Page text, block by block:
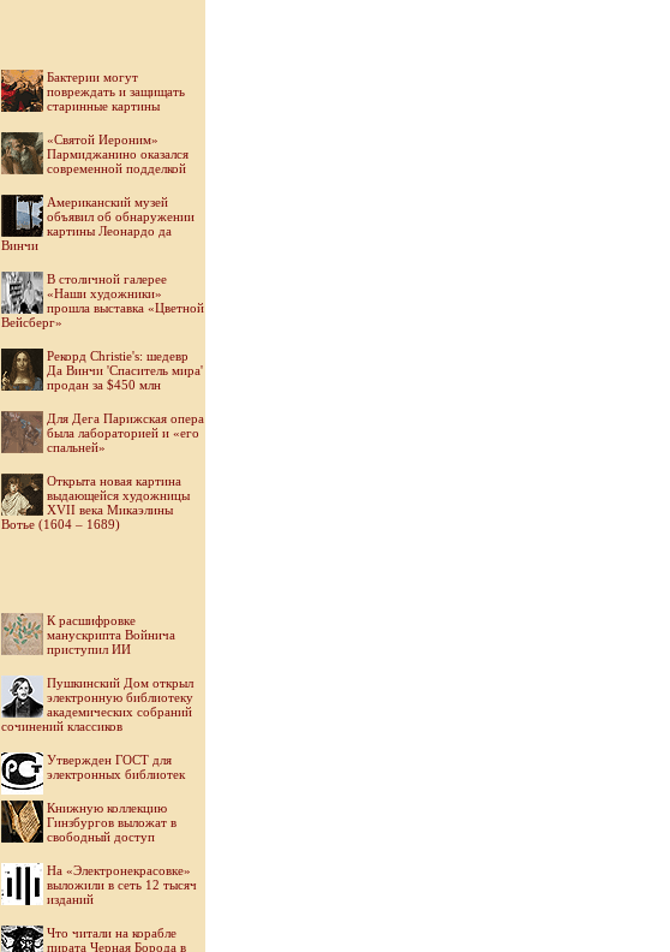
Бактерии могут
повреждать и защищать
старинные картины
«Святой Иероним»
Пармиджанино оказался
современной подделкой
Американский музей
объявил об обнаружении
картины Леонардо да
Винчи
В столичной галерее
«Наши художники»
прошла выставка «Цветной
Вейсберг»
Рекорд Christie's: шедевр
Да Винчи 'Спаситель мира'
продан за $450 млн
Для Дега Парижская опера
была лабораторией и «его
спальней»
Открыта новая картина
выдающейся художницы
XVII века Микаэлины
Вотье (1604 – 1689)
К расшифровке
манускрипта Войнича
приступил ИИ
Пушкинский Дом открыл
электронную библиотеку
академических собраний
сочинений классиков
Утвержден ГОСТ для
электронных библиотек
Книжную коллекцию
Гинзбургов выложат в
свободный доступ
На «Электронекрасовке»
выложили в сеть 12 тысяч
изданий
Что читали на корабле
пирата Черная Борода в